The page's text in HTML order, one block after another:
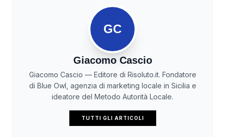
GC
Giacomo Cascio
Giacomo Cascio — Editore di Risoluto.it. Fondatore
di Blue Owl, agenzia di marketing locale in Sicilia e
ideatore del Metodo Autorità Locale.
TUTTI GLI ARTICOLI